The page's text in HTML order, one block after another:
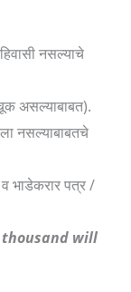
नसल्याचे
असल्याबाबत).
नसल्याबाबतचे
भाडेकरार पत्र /
thousand will